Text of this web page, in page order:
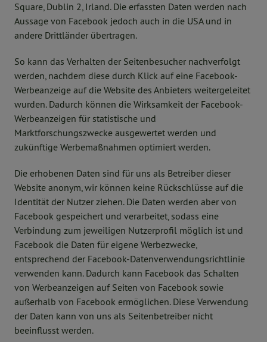
Square, Dublin 2, Irland. Die erfassten Daten werden nach
Aussage von Facebook jedoch auch in die USA und in
andere Drittländer übertragen.
So kann das Verhalten der Seitenbesucher nachverfolgt
werden, nachdem diese durch Klick auf eine Facebook-
Werbeanzeige auf die Website des Anbieters weitergeleitet
wurden. Dadurch können die Wirksamkeit der Facebook-
Werbeanzeigen für statistische und
Marktforschungszwecke ausgewertet werden und
zukünftige Werbemaßnahmen optimiert werden.
Die erhobenen Daten sind für uns als Betreiber dieser
Website anonym, wir können keine Rückschlüsse auf die
Identität der Nutzer ziehen. Die Daten werden aber von
Facebook gespeichert und verarbeitet, sodass eine
Verbindung zum jeweiligen Nutzerprofil möglich ist und
Facebook die Daten für eigene Werbezwecke,
entsprechend der Facebook-Datenverwendungsrichtlinie
verwenden kann. Dadurch kann Facebook das Schalten
von Werbeanzeigen auf Seiten von Facebook sowie
außerhalb von Facebook ermöglichen. Diese Verwendung
der Daten kann von uns als Seitenbetreiber nicht
beeinflusst werden.